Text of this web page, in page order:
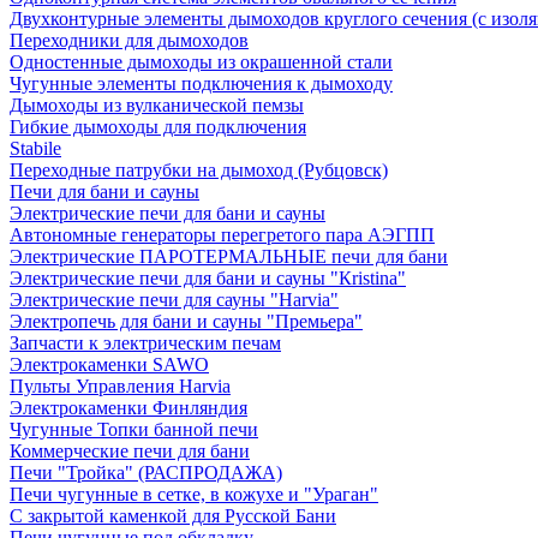
Двухконтурные элементы дымоходов круглого сечения (с
Переходники для дымоходов
Одностенные дымоходы из окрашенной стали
Чугунные элементы подключения к дымоходу
Дымоходы из вулканической пемзы
Гибкие дымоходы для подключения
Stabile
Переходные патрубки на дымоход (Рубцовск)
Печи для бани и сауны
Электрические печи для бани и сауны
Автономные генераторы перегретого пара АЭГПП
Электрические ПАРОТЕРМАЛЬНЫЕ печи для бани
Электрические печи для бани и сауны "Кristina"
Электрические печи для сауны "Harvia"
Электропечь для бани и сауны "Премьера"
Запчасти к электрическим печам
Электрокаменки SAWO
Пульты Управления Harvia
Электрокаменки Финляндия
Чугунные Топки банной печи
Коммерческие печи для бани
Печи "Тройка" (РАСПРОДАЖА)
Печи чугунные в сетке, в кожухе и "Ураган"
С закрытой каменкой для Русской Бани